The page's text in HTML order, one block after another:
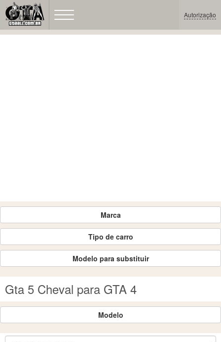
Autorização
Marca
Tipo de carro
Modelo para substituir
Gta 5 Cheval para GTA 4
Modelo